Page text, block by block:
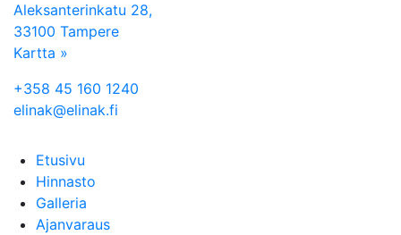
Aleksanterinkatu 28,
33100 Tampere
Kartta »
+358 45 160 1240
elinak@elinak.fi
Etusivu
Hinnasto
Galleria
Ajanvaraus